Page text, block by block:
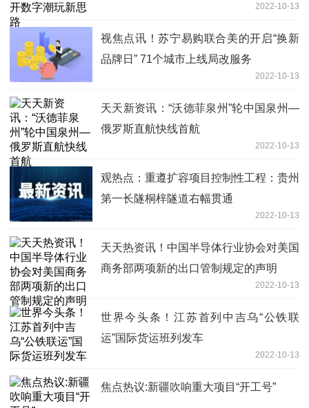
2022-10-13
视焦点讯！苏宁易购联合美的开启“换新
品牌日” 71个城市上线局改服务
2022-10-13
天天新资讯：“沃德菲泉州”轮中国泉州—
俄罗斯直航快线首航
2022-10-13
观热点：重遵扩容项目控制性工程：贵州
第一长隧桐梓隧道右幅贯通
2022-10-13
天天热资讯！中国半导体行业协会对美国
商务部两项新的出口管制规定的声明
2022-10-13
世界今头条！江苏首列中吉乌“公铁联
运”国际货运班列发车
2022-10-13
焦点热议:新疆吹响重大项目“开工号”